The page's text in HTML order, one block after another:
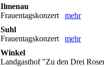
Ilmenau
Frauentagskonzert mehr
Suhl
Frauentagskonzert mehr
Winkel
Landgasthof "Zu den Drei